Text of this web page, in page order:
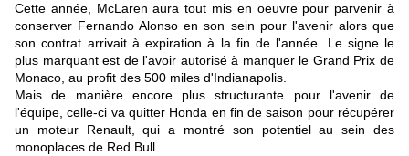
Cette année, McLaren aura tout mis en oeuvre pour parvenir à
conserver Fernando Alonso en son sein pour l'avenir alors que
son contrat arrivait à expiration à la fin de l'année. Le signe le
plus marquant est de l'avoir autorisé à manquer le Grand Prix de
Monaco, au profit des 500 miles d'Indianapolis.
Mais de manière encore plus structurante pour l'avenir de
l'équipe, celle-ci va quitter Honda en fin de saison pour récupérer
un moteur Renault, qui a montré son potentiel au sein des
monoplaces de Red Bull.